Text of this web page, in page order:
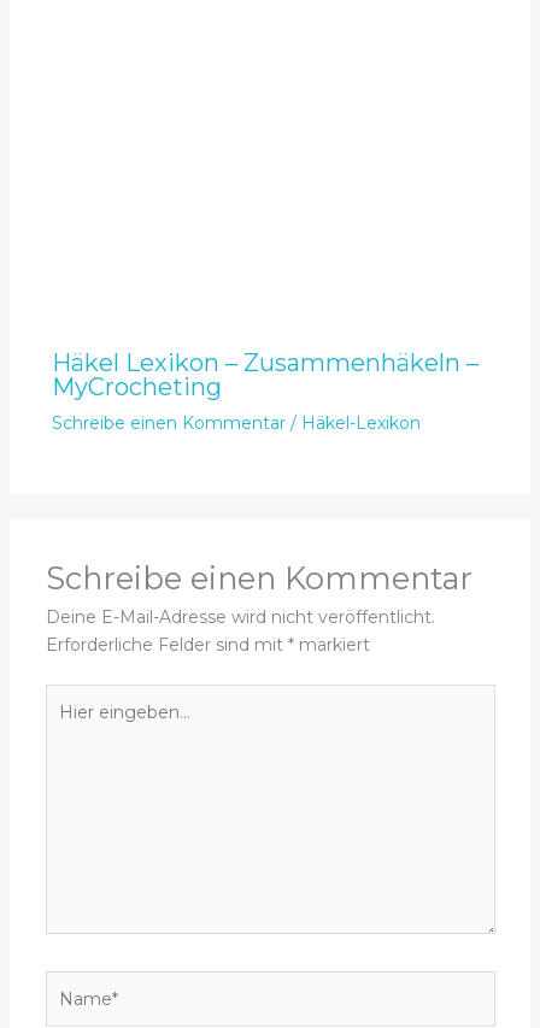
Häkel Lexikon – Zusammenhäkeln –
MyCrocheting
Schreibe einen Kommentar / Häkel-Lexikon
Schreibe einen Kommentar
Deine E-Mail-Adresse wird nicht veröffentlicht.
Erforderliche Felder sind mit *markiert
eingeben…